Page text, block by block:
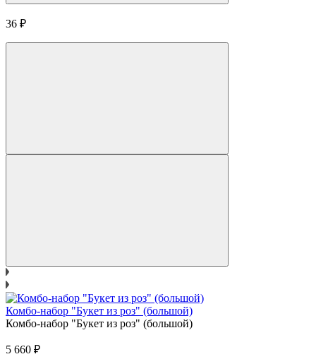
36 ₽
Комбо-набор "Букет из роз" (большой)
Комбо-набор "Букет из роз" (большой)
5 660 ₽